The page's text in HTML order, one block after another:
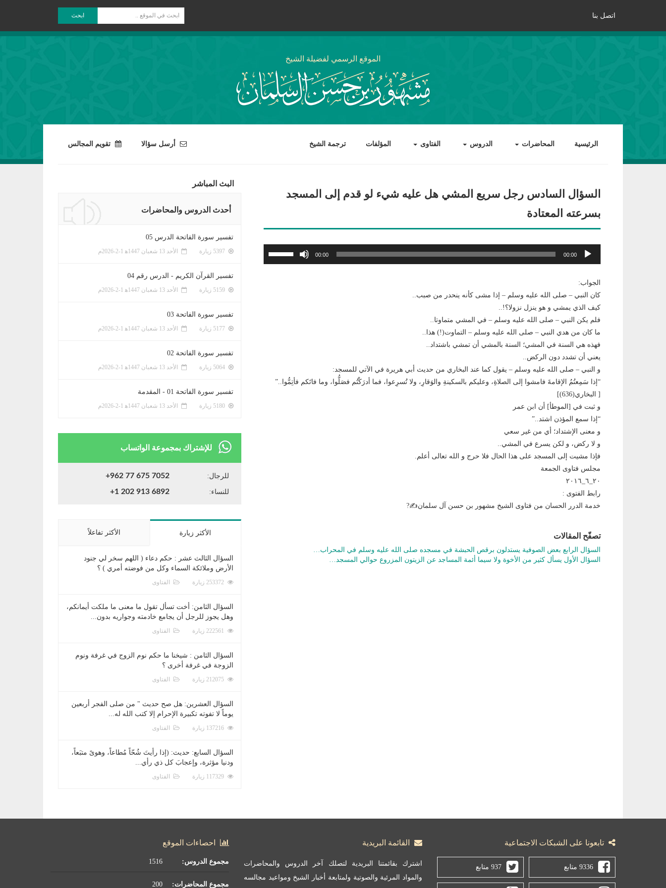
اتصل بنا ابحث
الموقع الرسمي لفضيلة الشيخ
الرئيسية المحاضرات الدروس الفتاوى المؤلفات ترجمة الشيخ أرسل سؤالا تقويم المجالس
السؤال السادس رجل سريع المشي هل عليه شيء لو قدم إلى المسجد
بسرعته المعتادة
مشغل
الصوت
00:00
00:00
الجواب:
كان النبي – صلى الله عليه وسلم – إذا مشى كأنه ينحدر من صبب..
كيف الذي يمشي و هو ينزل نزولا؟!..
فلم يكن النبي – صلى الله عليه وسلم – في المشي متماوتا..
ما كان من هدي النبي – صلى الله عليه وسلم – التماوت(!) هذا..
فهذه هي السنة في المشي؛ السنة بالمشي أن تمشي باشتداد..
يعني أن تشدد دون الركض..
و النبي – صلى الله عليه وسلم – يقول كما عند البخاري من حديث أبي هريرة في الآتي للمسجد:
“إذا سَمِعتُمُ الإقامةَ فامشوا إلى الصلاةِ، وعليكم بالسكينةِ والوَقارِ، ولا تُسرِعوا، فما أدرَكْتُم فصَلُّوا، وما فاتَكم فأتِمُّوا..”
[ البخاري(636)]
و ثبت في [الموطأ] أن ابن عمر
“إذا سمع المؤذن اشتد..”
و معنى الإشتداد؛ أي من غير سعي
و لا ركض، و لكن يسرع في المشي..
فإذا مشيت إلى المسجد على هذا الحال فلا حرج و الله تعالى أعلم.
مجلس فتاوى الجمعة
٢٠_٦_٢٠١٦
رابط الفتوى :
خدمة الدرر الحسان من فتاوى الشيخ مشهور بن حسن آل سلمان✍?
تصفّح المقالات
السؤال الرابع بعض الصوفية يستدلون برقص الحبشة في مسجده صلى الله عليه وسلم في المحراب…
السؤال الأول يسأل كثير من الأخوة ولا سيما أئمة المساجد عن الزيتون المزروع حوالي المسجد…
البث المباشر
أحدث الدروس والمحاضرات
تفسير سورة الفاتحة الدرس 05
الأحد 13 شعبان 1447ﻫ 1-2-2026م
تفسير القرآن الكريم - الدرس رقم 04
الأحد 13 شعبان 1447ﻫ 1-2-2026م
تفسير سورة الفاتحة 03
الأحد 13 شعبان 1447ﻫ 1-2-2026م
تفسير سورة الفاتحة 02
الأحد 13 شعبان 1447ﻫ 1-2-2026م
تفسير سورة الفاتحة 01 - المقدمة
الأحد 13 شعبان 1447ﻫ 1-2-2026م
للإشتراك بمجموعة الواتساب
للرجال: +962 77 675 7052
للنساء: +1 202 913 6892
الأكثر زيارة الأكثر تفاعلاً
السؤال الثالث عشر : حكم دعاء ( اللهم سخر لي جنود
الأرض وملائكة السماء وكل من فوضته أمري ) ؟
الفتاوى
السؤال الثامن: أخت تسأل تقول ما معنى ما ملكت أيمانكم،
وهل يجوز للرجل أن يجامع خادمته وجواريه بدون...
الفتاوى
السؤال الثامن : شيخنا ما حكم نوم الزوج في غرفة ونوم
الزوجة في غرفة أخرى ؟
الفتاوى
السؤال العشرين: هل صح حديث " من صلى الفجر أربعين
يوماً لا تفوته تكبيرة الإحرام إلا كتب الله له...
الفتاوى
السؤال السابع: حديث: (إذا رأيتَ شُحّاً مُطاعاً، وهوىً متبَعاً،
ودنيا مؤثرة، وإعجابَ كل ذي رأي...
الفتاوى
تابعونا على الشبكات الاجتماعية
9336 متابع 937 متابع
القائمة البريدية
اشترك بقائمتنا البريدية لتصلك آخر الدروس والمحاضرات
والمواد المرئية والصوتية ولمتابعة أخبار الشيخ ومواعيد مجالسه
احصاءات الموقع
مجموع الدروس:
مجموع المحاضرات: